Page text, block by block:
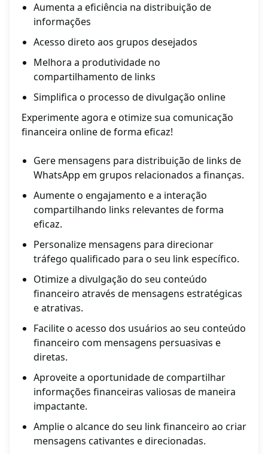
Aumenta a eficiência na distribuição de
informações
Acesso direto aos grupos desejados
Melhora a produtividade no
compartilhamento de links
Simplifica o processo de divulgação online
Experimente agora e otimize sua comunicação
financeira online de forma eficaz!
Gere mensagens para distribuição de links de
WhatsApp em grupos relacionados a finanças.
Aumente o engajamento e a interação
compartilhando links relevantes de forma
eficaz.
Personalize mensagens para direcionar
tráfego qualificado para o seu link específico.
Otimize a divulgação do seu conteúdo
financeiro através de mensagens estratégicas
e atrativas.
Facilite o acesso dos usuários ao seu conteúdo
financeiro com mensagens persuasivas e
diretas.
Aproveite a oportunidade de compartilhar
informações financeiras valiosas de maneira
impactante.
Amplie o alcance do seu link financeiro ao criar
mensagens cativantes e direcionadas.